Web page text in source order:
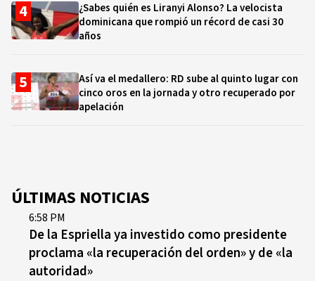
¿Sabes quién es Liranyi Alonso? La velocista
dominicana que rompió un récord de casi 30
años
Así va el medallero: RD sube al quinto lugar con
cinco oros en la jornada y otro recuperado por
apelación
ÚLTIMAS NOTICIAS
6:58 PM
De la Espriella ya investido como presidente
proclama «la recuperación del orden» y de «la
autoridad»